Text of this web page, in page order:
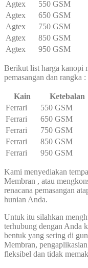
Agtex 550 GSM
Agtex
650 GSM
Agtex
750 GSM
Agtex
850 GSM
Agtex
950 GSM
Berikut list harga kanopi
pemasangan dan rangka :
Kain Ketebalan
Ferrari
550 GSM
Ferrari
650 GSM
Ferrari
750 GSM
Ferrari
850 GSM
Ferrari
950 GSM
Kami menyediakan
Membran , atau
renacana pemasangan
hunian Anda.
Untuk itu silahkan
terhubung dengan Anda
bentuk yang sering di
Membran,
fleksibel dan tidak